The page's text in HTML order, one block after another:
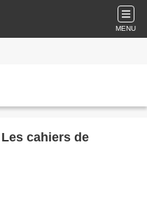
MENU
cahiers de